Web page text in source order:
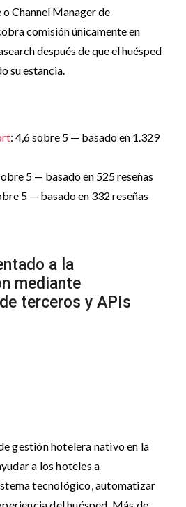
Channel Manager de
comisión únicamente en
después de que el huésped
su estancia.
: 4,6 sobre 5 — basado en 1.329
5 — basado en 525 reseñas
5 — basado en 332 reseñas
a la
mediante
terceros y APIs
gestión hotelera nativo en la
a los hoteles a
tecnológico, automatizar
del huésped. Más de